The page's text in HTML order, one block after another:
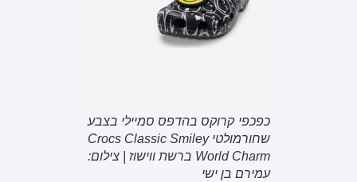
כפכפי קרוקס בהדפס סמיילי בצבע
שחורמולטי Crocs Classic Smiley
World Charm ברשת ווישוז | צילום:
עמירם בן ישי